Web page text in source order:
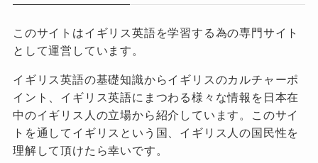
このサイトはイギリス英語を学習する為の専門サイト
として運営しています。
イギリス英語の基礎知識からイギリスのカルチャーポ
イント、イギリス英語にまつわる様々な情報を日本在
中のイギリス人の立場から紹介しています。このサイ
トを通してイギリスという国、イギリス人の国民性を
理解して頂けたら幸いです。